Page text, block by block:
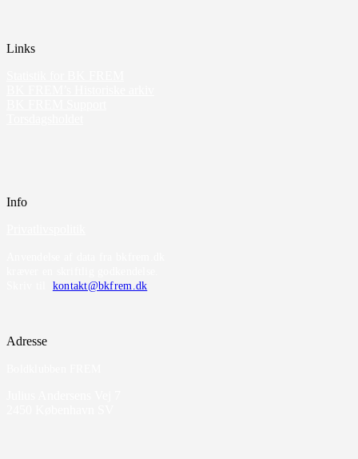
Links
Info
kontakt@bkfrem.dk
Adresse